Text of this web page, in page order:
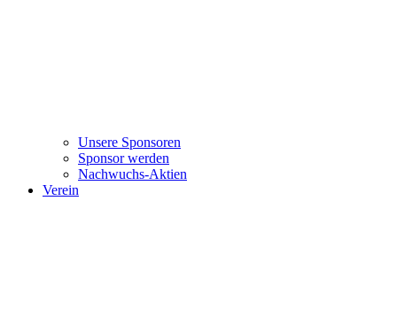
Unsere Sponsoren
Sponsor werden
Nachwuchs-Aktien
Verein